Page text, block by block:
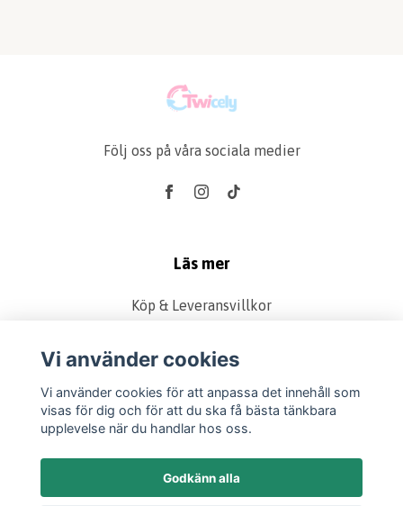
Följ oss på våra sociala medier
Läs mer
Köp & Leveransvillkor
Produkter
Retur & Reklamation
Vanliga frågor
Presentkort
Vi använder cookies
Vi använder cookies för att anpassa det innehåll som
visas för dig och för att du ska få bästa tänkbara
upplevelse när du handlar hos oss.
Godkänn alla